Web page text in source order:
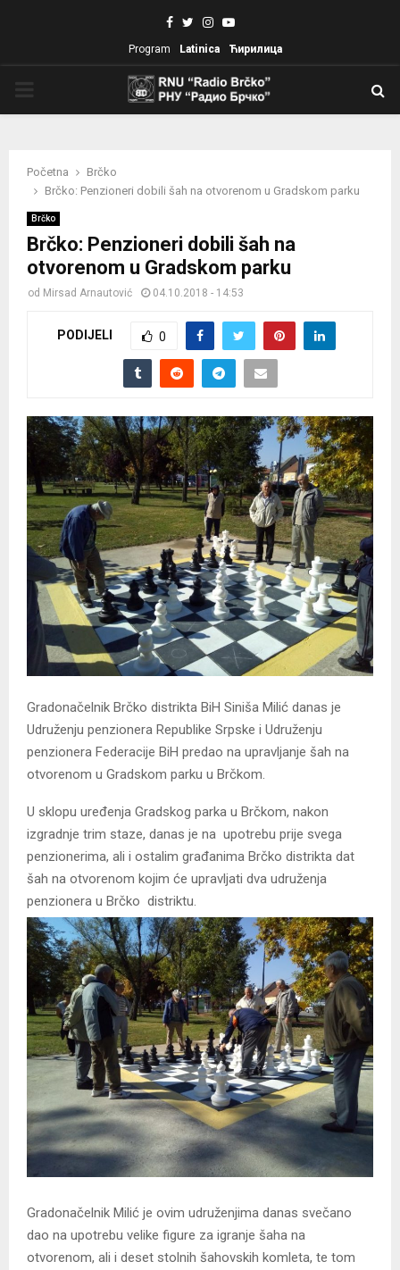
Facebook
TwitterInstagram
Youtube
Program Latinica Ћирилица
Početna
Brčko
Brčko: Penzioneri dobili šah na otvorenom u Gradskom parku
Brčko
Brčko: Penzioneri dobili šah na
otvorenom u Gradskom parku
od Mirsad Arnautović 04.10.2018 - 14:53
PODIJELI 0
Gradonačelnik Brčko distrikta BiH Siniša Milić danas je
Udruženju penzionera Republike Srpske i Udruženju
penzionera Federacije BiH predao na upravljanje šah na
otvorenom u Gradskom parku u Brčkom.
U sklopu uređenja Gradskog parka u Brčkom, nakon
izgradnje trim staze, danas je na upotrebu prije svega
penzionerima, ali i ostalim građanima Brčko distrikta dat
šah na otvorenom kojim će upravljati dva udruženja
penzionera u Brčko distriktu.
Gradonačelnik Milić je ovim udruženjima danas svečano
dao na upotrebu velike figure za igranje šaha na
otvorenom, ali i deset stolnih šahovskih komleta, te tom